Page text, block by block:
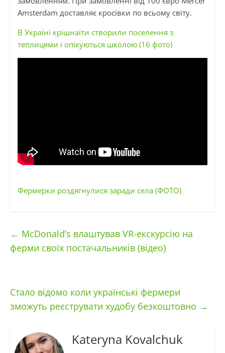
Amsterdam доставляє кросівки по всьому світу.
В Україні крішнаїти створили поселення з
теплицями і опікуються школою (16 фото)
Фермерки роздягнулися заради села (ФОТО)
← McDonald’s влаштував VR-екскурсію на
ферми своїх постачальників (відео)
Стало відомо коли українські фермери
зможуть реєструвати худобу безкоштовно →
Kateryna Kovalchuk